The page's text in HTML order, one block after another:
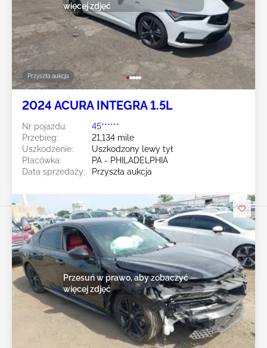
Przyszła aukcja
więcej zdjęć
2024 ACURA INTEGRA 1.5L
Nr pojazdu:
45******
Przebieg:
21,134 mile
Uszkodzenie:
Uszkodzony lewy tył
Placówka:
PA - PHILADELPHIA
Data sprzedaży:
Przyszła aukcja
Przesuń w prawo, aby zobaczyć
więcej zdjęć